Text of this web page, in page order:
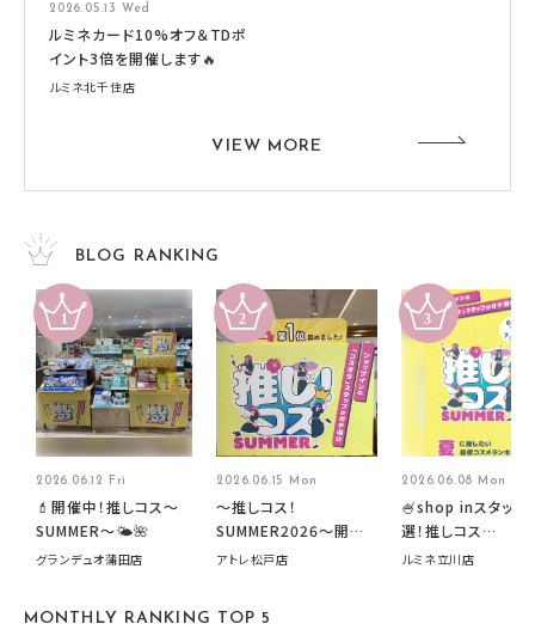
2026.05.13 Wed
ルミネカード10%オフ＆TDポ
イント3倍を開催します🔥
ルミネ北千住店
VIEW MORE
BLOG RANKING
2026.06.12 Fri
💄開催中！推しコス〜
SUMMER〜🌤️🌺
グランデュオ蒲田店
2026.06.15 Mon
～推しコス！
SUMMER2026～開催
中です！
アトレ松戸店
2026.06.08 Mon
🍧shop inスタッフ
選！推しコス
summer2026開催
ルミネ立川店
MONTHLY RANKING TOP 5